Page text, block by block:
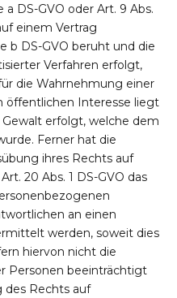
DS-GVO oder Art. 9 Abs.
einem Vertrag
b DS-GVO beruht und die
Verfahren erfolgt,
die Wahrnehmung einer
öffentlichen Interesse liegt
erfolgt, welche dem
Ferner hat die
ihres Rechts auf
20 Abs. 1 DS-GVO das
an einen
werden, soweit dies
hiervon nicht die
Personen beeinträchtigt
des Rechts auf